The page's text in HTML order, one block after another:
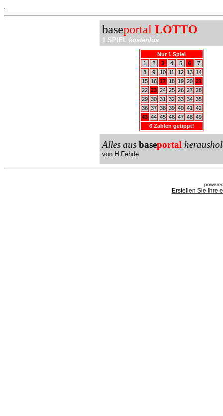
baseportal LOTTO
1 SPIEL kostenlos
Nur 1 Spiel
1
2 3 4 5 6
7
8
9 10 11 12 13
14
15
16 17 18 19 20 21
22 23 24 25 26 27 28
29 30 31 32 33 34 35
36 37 38 39 40 41
42
43 44 45 46 47 48 49
6 Zahlen getippt!
Alles aus baseportal
von H.Fehde
Erstellen Sie Ihre